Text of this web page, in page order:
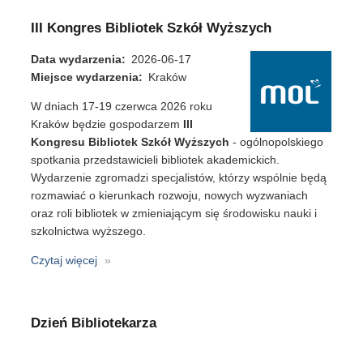
aktualizacja
III Kongres Bibliotek Szkół Wyższych
Data wydarzenia
2026-06-17
Miejsce wydarzenia
Kraków
W dniach 17-19 czerwca 2026 roku
Kraków będzie gospodarzem III
Kongresu Bibliotek Szkół Wyższych - ogólnopolskiego
spotkania przedstawicieli bibliotek akademickich.
Wydarzenie zgromadzi specjalistów, którzy wspólnie będą
rozmawiać o kierunkach rozwoju, nowych wyzwaniach
oraz roli bibliotek w zmieniającym się środowisku nauki i
szkolnictwa wyższego.
Czytaj więcej
o
Szkół
Dzień Bibliotekarza